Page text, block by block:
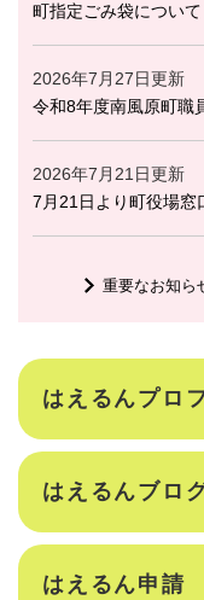
町指定ごみ袋について
2026年7月27日更新
令和8年度南風原町職
2026年7月21日更新
7月21日より町役場窓
重要なお知ら
はえるんプロ
はえるんブロ
はえるん申請